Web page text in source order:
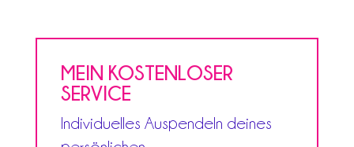
MEIN KOSTENLOSER
SERVICE
Individuelles Auspendeln deines